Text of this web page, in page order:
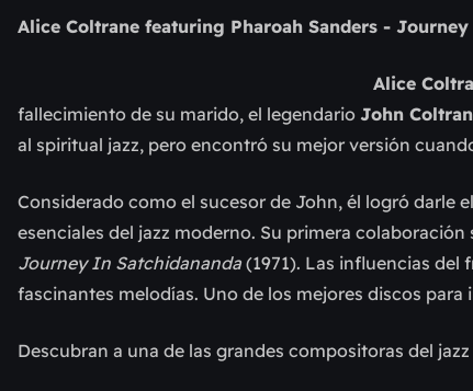
Alice Coltrane featuring Pharoah Sanders -
Alice
fallecimiento de su marido, el legendario John
al spiritual jazz, pero encontró su mejor versión
Considerado como el sucesor de John, él logró darle
esenciales del jazz moderno. Su primera colaboración
Journey In Satchidananda (1971). Las influencias del
fascinantes melodías. Uno de los mejores discos
Descubran a una de las grandes compositoras del